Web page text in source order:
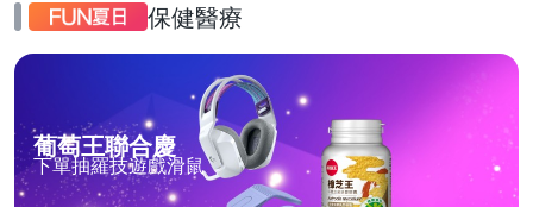
保健醫療
葡萄王聯合慶
下單抽羅技遊戲滑鼠